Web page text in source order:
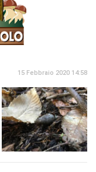
15 Febbraio 2020 14:58